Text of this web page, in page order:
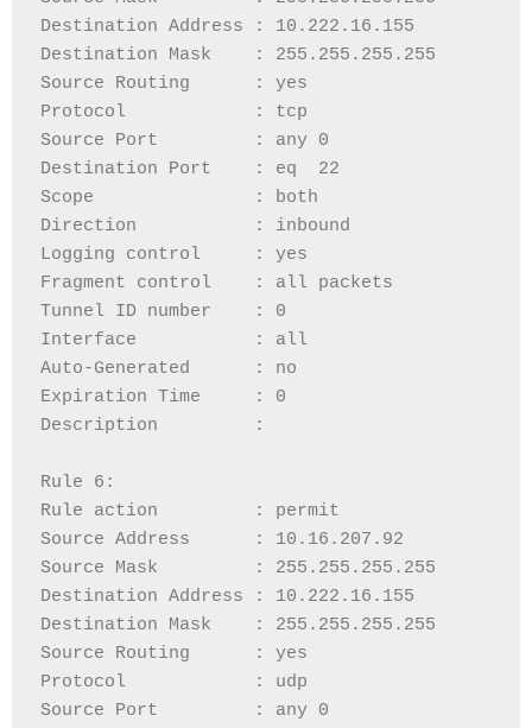
Destination Address : 10.222.16.155
Destination Mask    : 255.255.255.255
Source Routing      : yes
Protocol            : tcp
Source Port         : any 0
Destination Port    : eq  22
Scope               : both
Direction           : inbound
Logging control     : yes
Fragment control    : all packets
Tunnel ID number    : 0
Interface           : all
Auto-Generated      : no
Expiration Time     : 0
Description         :
Rule 6:
Rule action         : permit
Source Address      : 10.16.207.92
Source Mask         : 255.255.255.255
Destination Address : 10.222.16.155
Destination Mask    : 255.255.255.255
Source Routing      : yes
Protocol            : udp
Source Port         : any 0